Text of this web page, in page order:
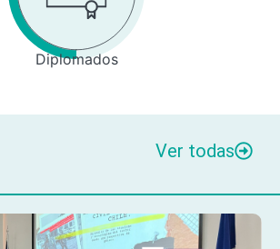
Diplomados
Ver todas